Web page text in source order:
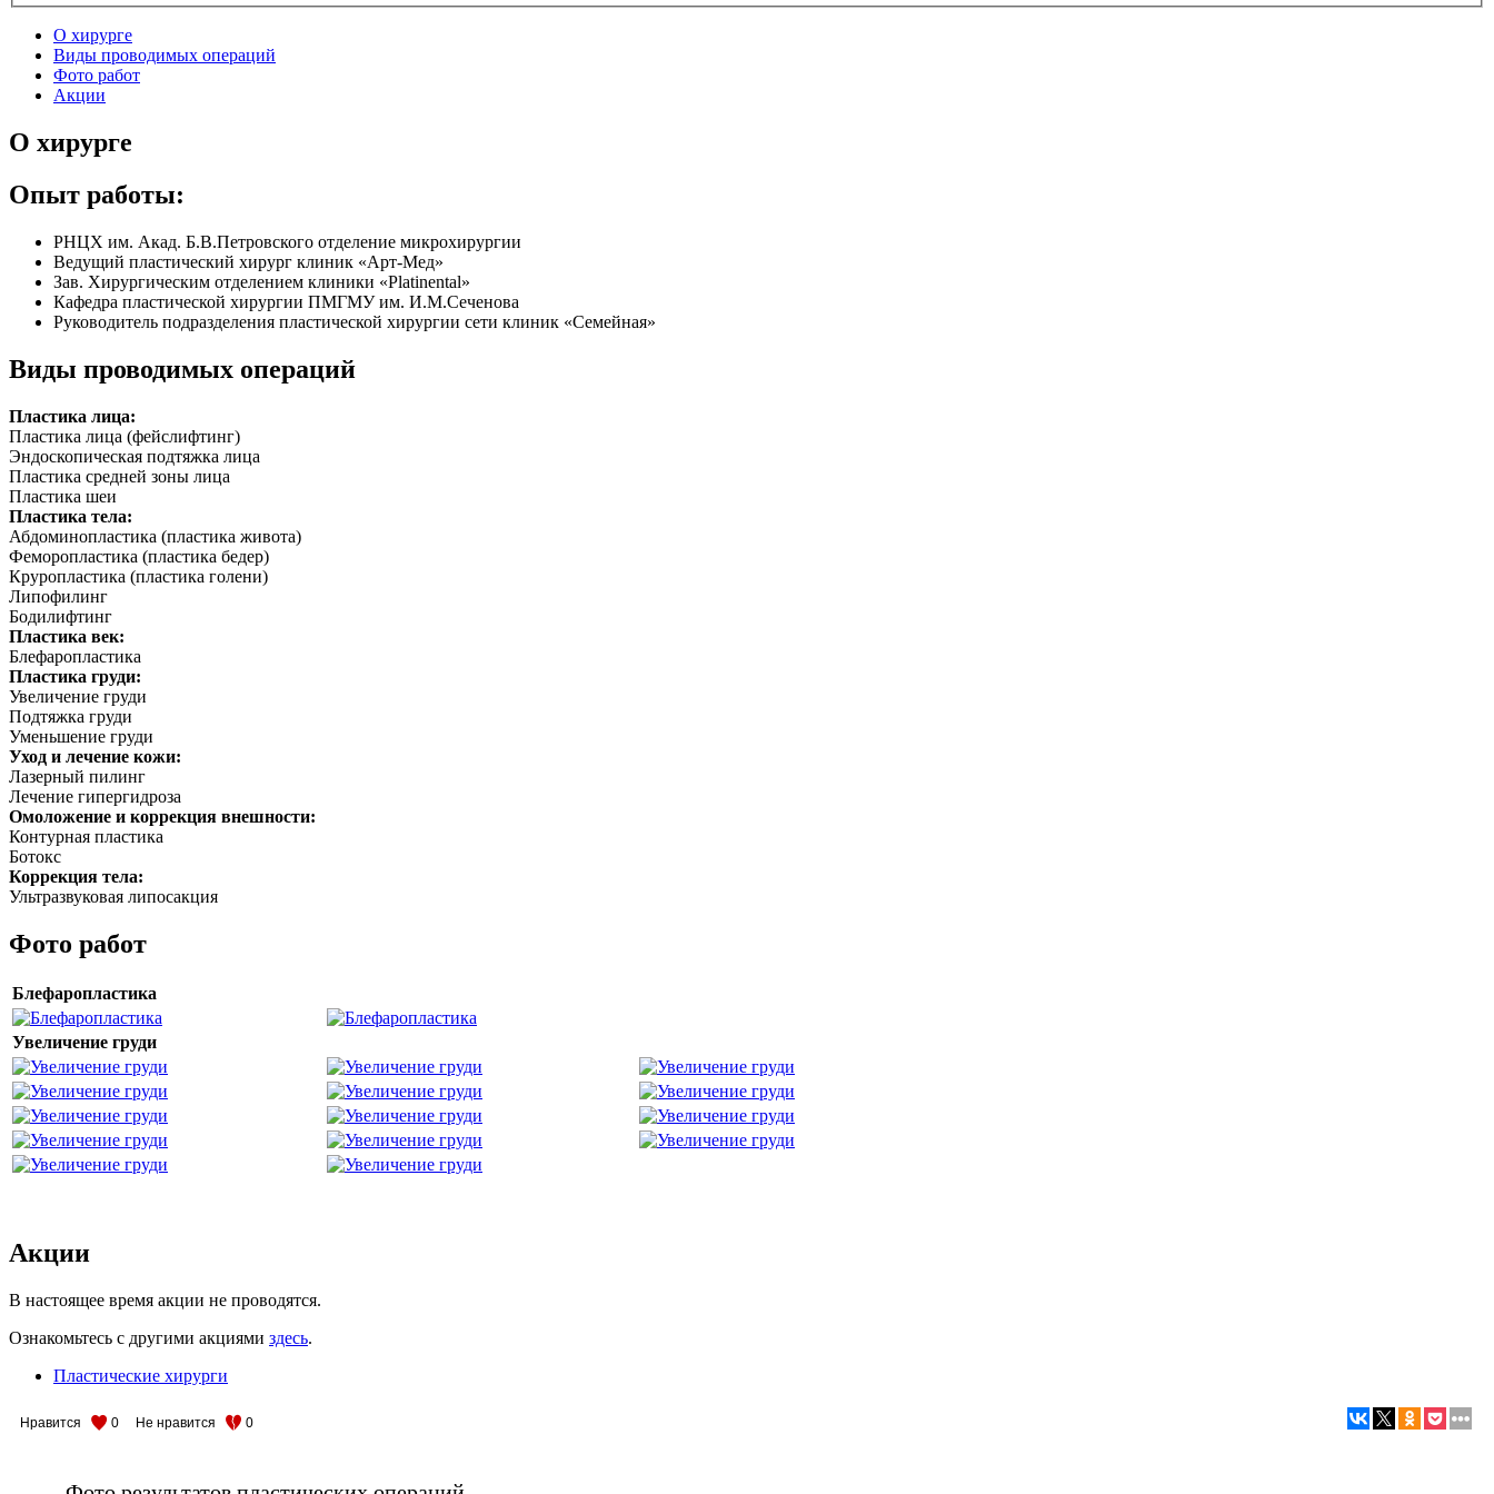
О хирурге
Виды проводимых операций
Фото работ
Акции
О хирурге
Опыт работы:
РНЦХ им. Акад. Б.В.Петровского отделение микрохирургии
Ведущий пластический хирург клиник «Арт-Мед»
Зав. Хирургическим отделением клиники «Platinental»
Кафедра пластической хирургии ПМГМУ им. И.М.Сеченова
Руководитель подразделения пластической хирургии сети клиник «Семейная»
Виды проводимых операций
Пластика лица:
Пластика лица (фейслифтинг)
Эндоскопическая подтяжка лица
Пластика средней зоны лица
Пластика шеи
Пластика тела:
Абдоминопластика (пластика живота)
Феморопластика (пластика бедер)
Круропластика (пластика голени)
Липофилинг
Бодилифтинг
Пластика век:
Блефаропластика
Пластика груди:
Увеличение груди
Подтяжка груди
Уменьшение груди
Уход и лечение кожи:
Лазерный пилинг
Лечение гипергидроза
Омоложение и коррекция внешности:
Контурная пластика
Ботокс
Коррекция тела:
Ультразвуковая липосакция
Фото работ
Блефаропластика
Увеличение груди
Акции
В настоящее время акции не проводятся.
Ознакомьтесь с другими акциями здесь.
Пластические хирурги
Нравится 0 Не нравится 0